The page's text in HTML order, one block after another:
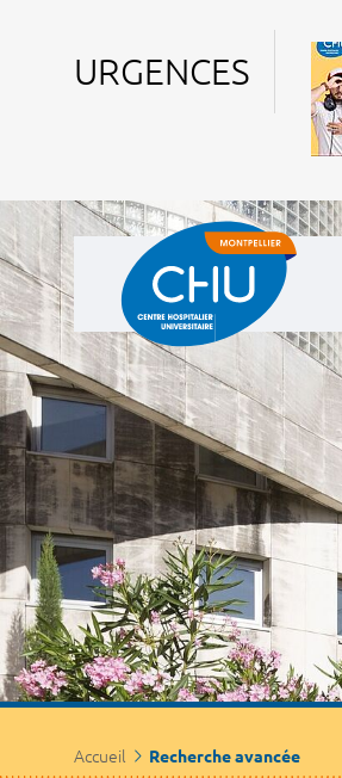
URGENCES
Accueil Recherche avancée